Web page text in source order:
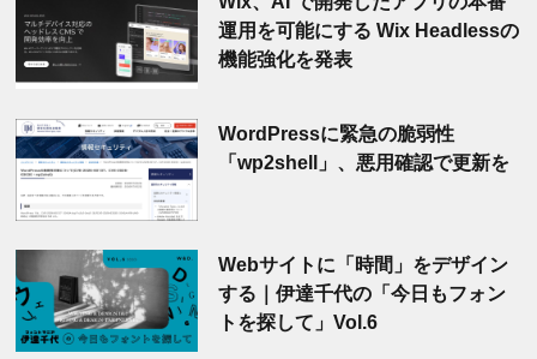
運用を可能にする Wix Headlessの
機能強化を発表
WordPressに緊急の脆弱性
「wp2shell」、悪用確認で更新を
Webサイトに「時間」をデザイン
する｜伊達千代の「今日もフォン
トを探して」Vol.6